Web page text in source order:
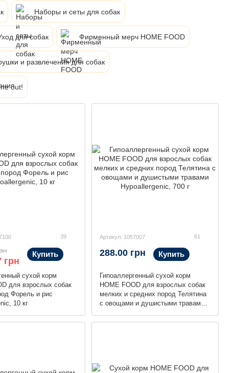
Наборы и сеты для собак
для собак Фирменный мерч HOME FOOD
и развлечения для собак
out!
39
сухой корм
для взрослых собак
Форель и рис
10 кг
грн
Купить
Артикул: 1057007 61
Гипоаллергенный сухой корм
HOME FOOD для взрослых собак
мелких и средних пород Телятина
с овощами и душистыми травами
288.00 грн Купить